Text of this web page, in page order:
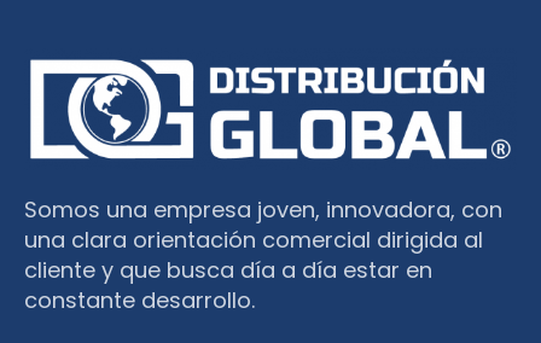
Somos una empresa joven, innovadora, con
una clara orientación comercial dirigida al
cliente y que busca día a día estar en
constante desarrollo.